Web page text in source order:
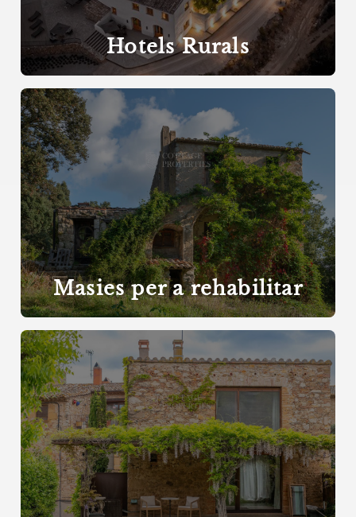
Hotels Rurals
Masies per a rehabilitar